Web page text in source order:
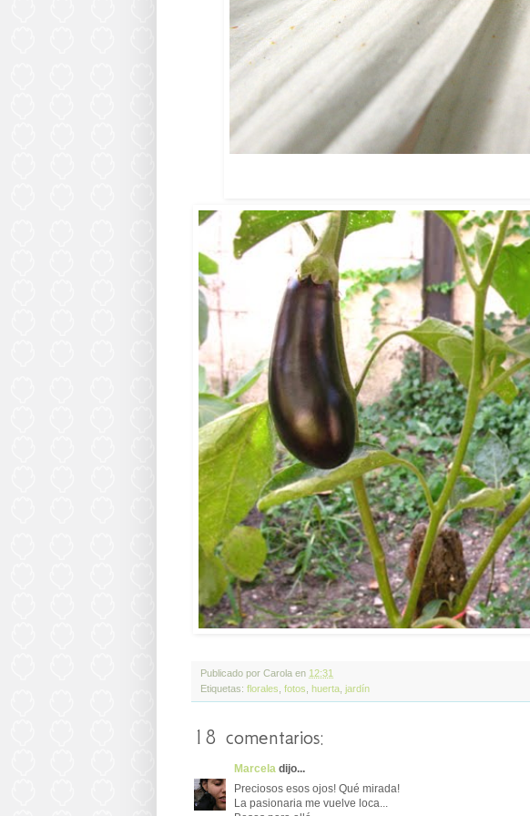
Publicado por Carola en 12:31
Etiquetas: florales fotos huerta jardín
18 comentarios:
Marcela dijo...
Preciosos esos ojos! Qué mirada!
La pasionaria me vuelve loca...